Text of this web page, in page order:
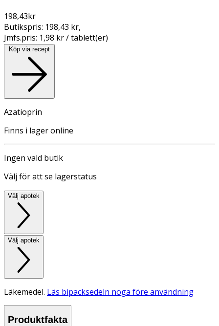
198,43kr
Butikspris: 198,43 kr,
Jmfs.pris: 1,98 kr / tablett(er)
Köp via recept
Azatioprin
Finns i lager online
Ingen vald butik
Välj för att se lagerstatus
Välj apotek
Välj apotek
Läkemedel. Läs bipacksedeln noga före användning
Produktfakta